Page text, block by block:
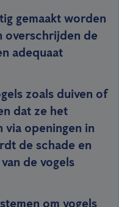
gemaakt worden
overschrijden de
adequaat
zoals duiven of
dat ze het
via openingen in
de schade en
de vogels
om vogels